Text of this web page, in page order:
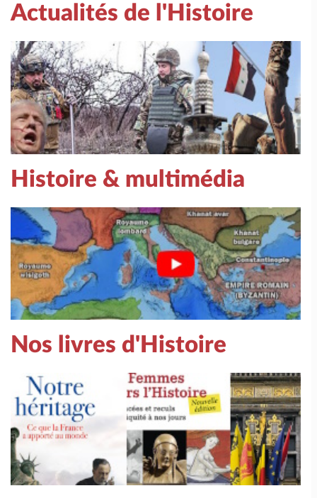
Actualités de l'Histoire
Histoire & multimédia
Nos livres d'Histoire